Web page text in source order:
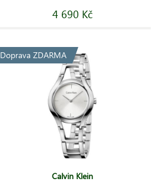
4 690 Kč
Doprava ZDARMA
Calvin Klein